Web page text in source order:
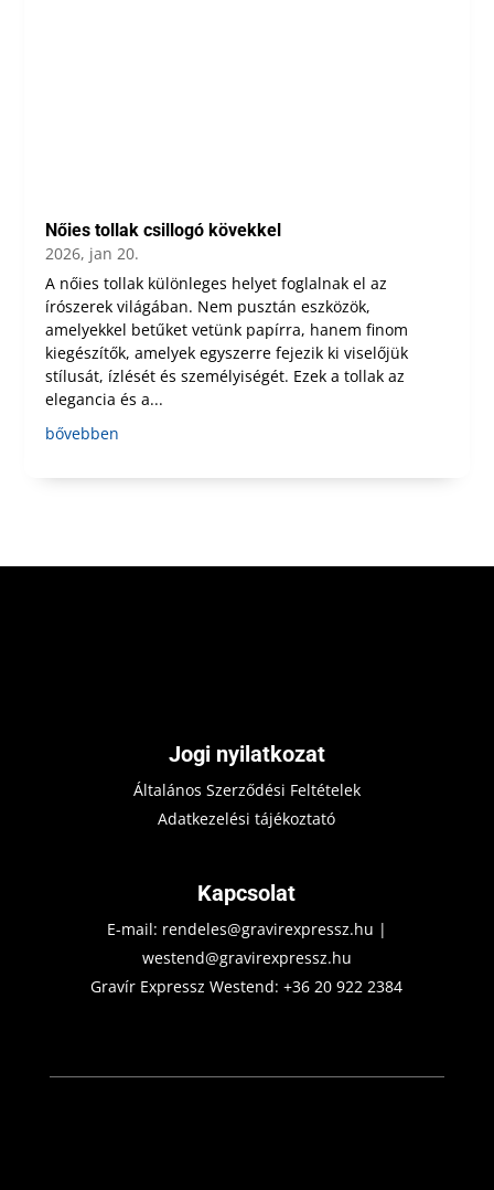
Nőies tollak csillogó kövekkel
2026, jan 20.
A nőies tollak különleges helyet foglalnak el az
írószerek világában. Nem pusztán eszközök,
amelyekkel betűket vetünk papírra, hanem finom
kiegészítők, amelyek egyszerre fejezik ki viselőjük
stílusát, ízlését és személyiségét. Ezek a tollak az
elegancia és a...
bővebben
Jogi nyilatkozat
Általános Szerződési Feltételek
Adatkezelési tájékoztató
Kapcsolat
E-mail: rendeles@gravirexpressz.hu |
westend@gravirexpressz.hu
Gravír Expressz Westend:+36 20 922 2384